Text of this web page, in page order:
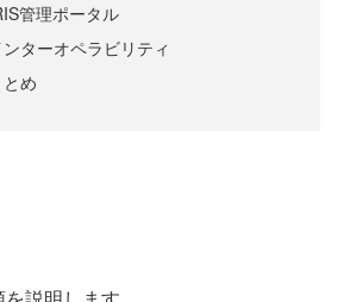
管理ポータル
ンターオペラビリティ
とめ